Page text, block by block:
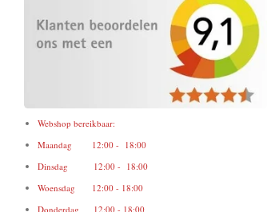
Webshop bereikbaar:
Maandag 12:00 - 18:00
Dinsdag 12:00 - 18:00
Woensdag 12:00 - 18:00
Donderdag 12:00 - 18:00